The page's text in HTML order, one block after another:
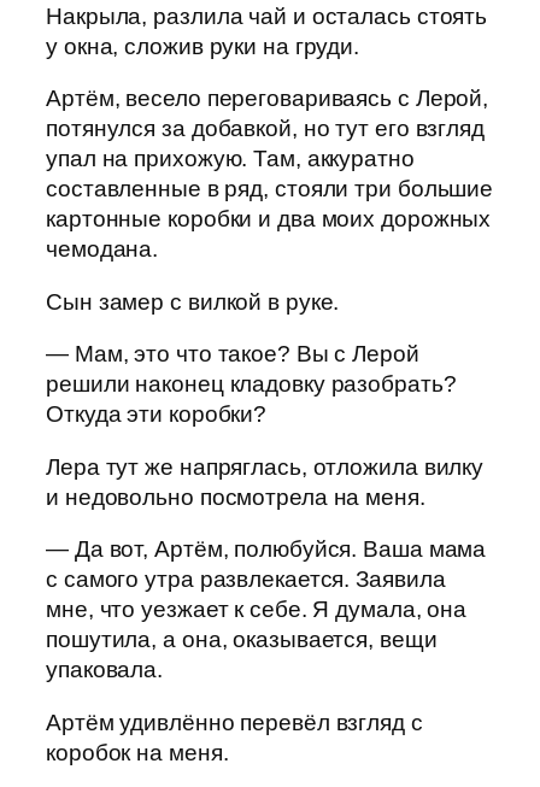
Накрыла, разлила чай и осталась стоять
у окна, сложив руки на груди.
Артём, весело переговариваясь с Лерой,
потянулся за добавкой, но тут его взгляд
упал на прихожую. Там, аккуратно
составленные в ряд, стояли три большие
картонные коробки и два моих дорожных
чемодана.
Сын замер с вилкой в руке.
— Мам, это что такое? Вы с Лерой
решили наконец кладовку разобрать?
Откуда эти коробки?
Лера тут же напряглась, отложила вилку
и недовольно посмотрела на меня.
— Да вот, Артём, полюбуйся. Ваша мама
с самого утра развлекается. Заявила
мне, что уезжает к себе. Я думала, она
пошутила, а она, оказывается, вещи
упаковала.
Артём удивлённо перевёл взгляд с
коробок на меня.